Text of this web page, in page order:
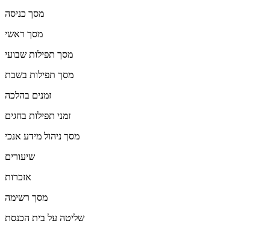
מסך כניסה
מסך ראשי
מסך תפילות שבועי
מסך תפילות בשבת
זמנים בהלכה
זמני תפילות בחגים
מסך ניהול מידע אנכי
שיעורים
אזכרות
מסך רשימה
שליטה על בית הכנסת